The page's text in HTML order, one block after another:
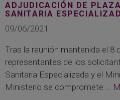
ADJUDICACIÓN DE
SANITARIA
09/06/2021
Tras la reunión mantenida el 8
representantes de los
Sanitaria Especializada y el
Ministerio se compromete …